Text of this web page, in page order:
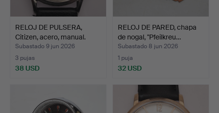
RELOJ DE PULSERA,
Citizen, acero, manual.
Subastado 9 jun 2026
3 pujas
38 USD
RELOJ DE PARED, chapa
de nogal, "Pfeilkreu…
Subastado 8 jun 2026
1 puja
32 USD